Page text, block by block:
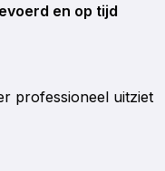
en op tijd
professioneel uitziet